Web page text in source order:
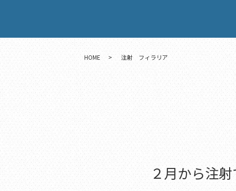
HOME 注射 フィラリア
２月から注